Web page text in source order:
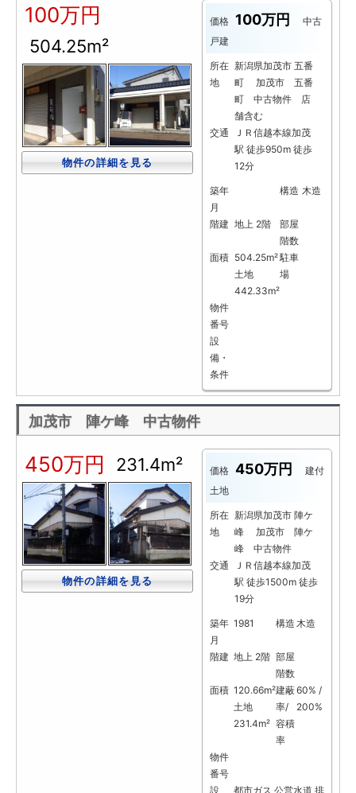
100万円
504.25m²
物件の詳細を見る
価格 100万円
中古
戸建
所在
地
新潟県加茂市 五番
町 加茂市 五番
町 中古物件 店
舗含む
交通
ＪＲ信越本線加茂
駅 徒歩950m 徒歩
12分
築年
月
構造 木造
階建 地上 2階
部屋
階数
面積 504.25m²
土地
442.33m²
駐車
場
物件
番号
設
備・
条件
加茂市 陣ケ峰 中古物件
450万円 231.4m²
物件の詳細を見る
価格 450万円
建付
土地
所在
地
新潟県加茂市 陣ケ
峰 加茂市 陣ケ
峰 中古物件
交通
ＪＲ信越本線加茂
駅 徒歩1500m 徒歩
19分
築年
月
1981 構造 木造
階建 地上 2階 部屋
階数
面積 120.66m²
土地
231.4m²
建蔽
率/
容積
率
60% /
200%
物件
番号
設
都市ガス 公営水道 排